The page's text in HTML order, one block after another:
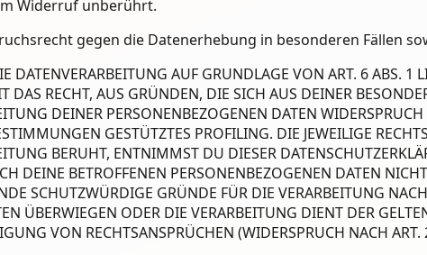
Widerruf unberührt.
gegen die Datenerhebung in besonderen Fällen
DATENVERARBEITUNG AUF GRUNDLAGE VON ART. 6 ABS. 1
DAS RECHT, AUS GRÜNDEN, DIE SICH AUS DEINER
DEINER PERSONENBEZOGENEN DATEN
GESTÜTZTES PROFILING. DIE JEWEILIGE
BERUHT, ENTNIMMST DU DIESER
DEINE BETROFFENEN PERSONENBEZOGENEN DATEN
SCHUTZWÜRDIGE GRÜNDE FÜR DIE VERARBEITUNG
ÜBERWIEGEN ODER DIE VERARBEITUNG DIENT DER
VON RECHTSANSPRÜCHEN (WIDERSPRUCH NACH ART.